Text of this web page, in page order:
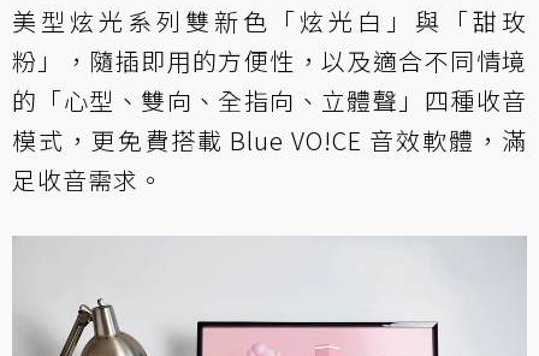
美型炫光系列雙新色「炫光白」與「甜玫
粉」，隨插即用的方便性，以及適合不同情境
的「心型、雙向、全指向、立體聲」四種收音
模式，更免費搭載 Blue VO!CE 音效軟體，滿
足收音需求。